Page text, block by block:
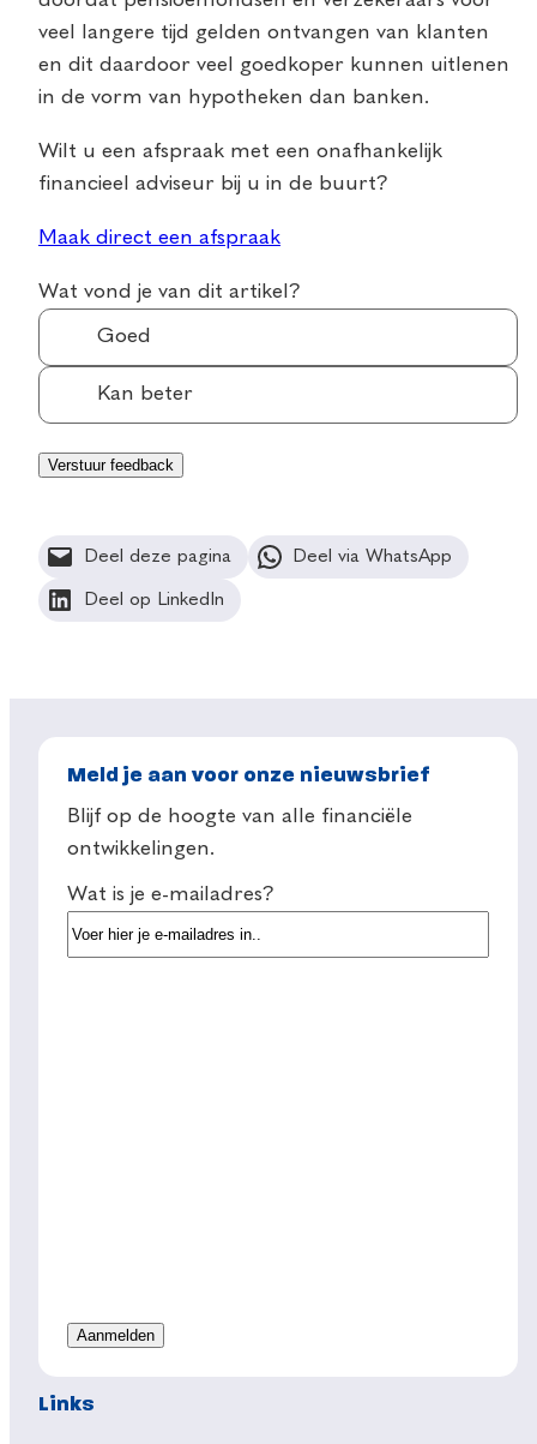
veel langere tijd gelden ontvangen van klanten
en dit daardoor veel goedkoper kunnen uitlenen
in de vorm van hypotheken dan banken.
Wilt u een afspraak met een onafhankelijk
financieel adviseur bij u in de buurt?
Maak direct een afspraak
Wat vond je van dit artikel?
Goed
Kan beter
Deel deze pagina Deel via WhatsApp
Deel op LinkedIn
Meld je aan voor onze nieuwsbrief
Blijf op de hoogte van alle financiële
ontwikkelingen.
Wat is je e-mailadres?
Links